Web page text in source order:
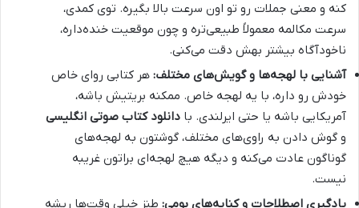
کنه و معنی جملات رو تو اون سرعت بالا بگیره. توی کمدی،
سرعت مکالمه معمولاً طبیعی‌تره و چون موقعیت خنده‌داره،
ناخودآگاه بیشتر بهش دقت می‌کنی.
آشنایی با لهجه‌ها و گویش‌های مختلف: هر کتابی روای خاص
خودش رو داره، با یه لهجه خاص. ممکنه بریتیش باشه،
آمریکایی باشه یا حتی ایرلندی. با دانلود کتاب صوتی انگلیسی
و گوش دادن به راوی‌های مختلف، گوشتون به لهجه‌های
گوناگون عادت می‌کنه و دیگه هیچ لهجه‌ای براتون غریبه
نیست.
یادگیری اصطلاحات و کنایه‌های بومی: طنز خیلی وقت‌ها ریشه